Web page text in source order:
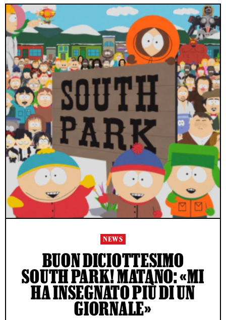
NEWS
BUON DICIOTTESIMO
SOUTH PARK! MATANO: «MI
HA INSEGNATO PIÙ DI UN
GIORNALE»